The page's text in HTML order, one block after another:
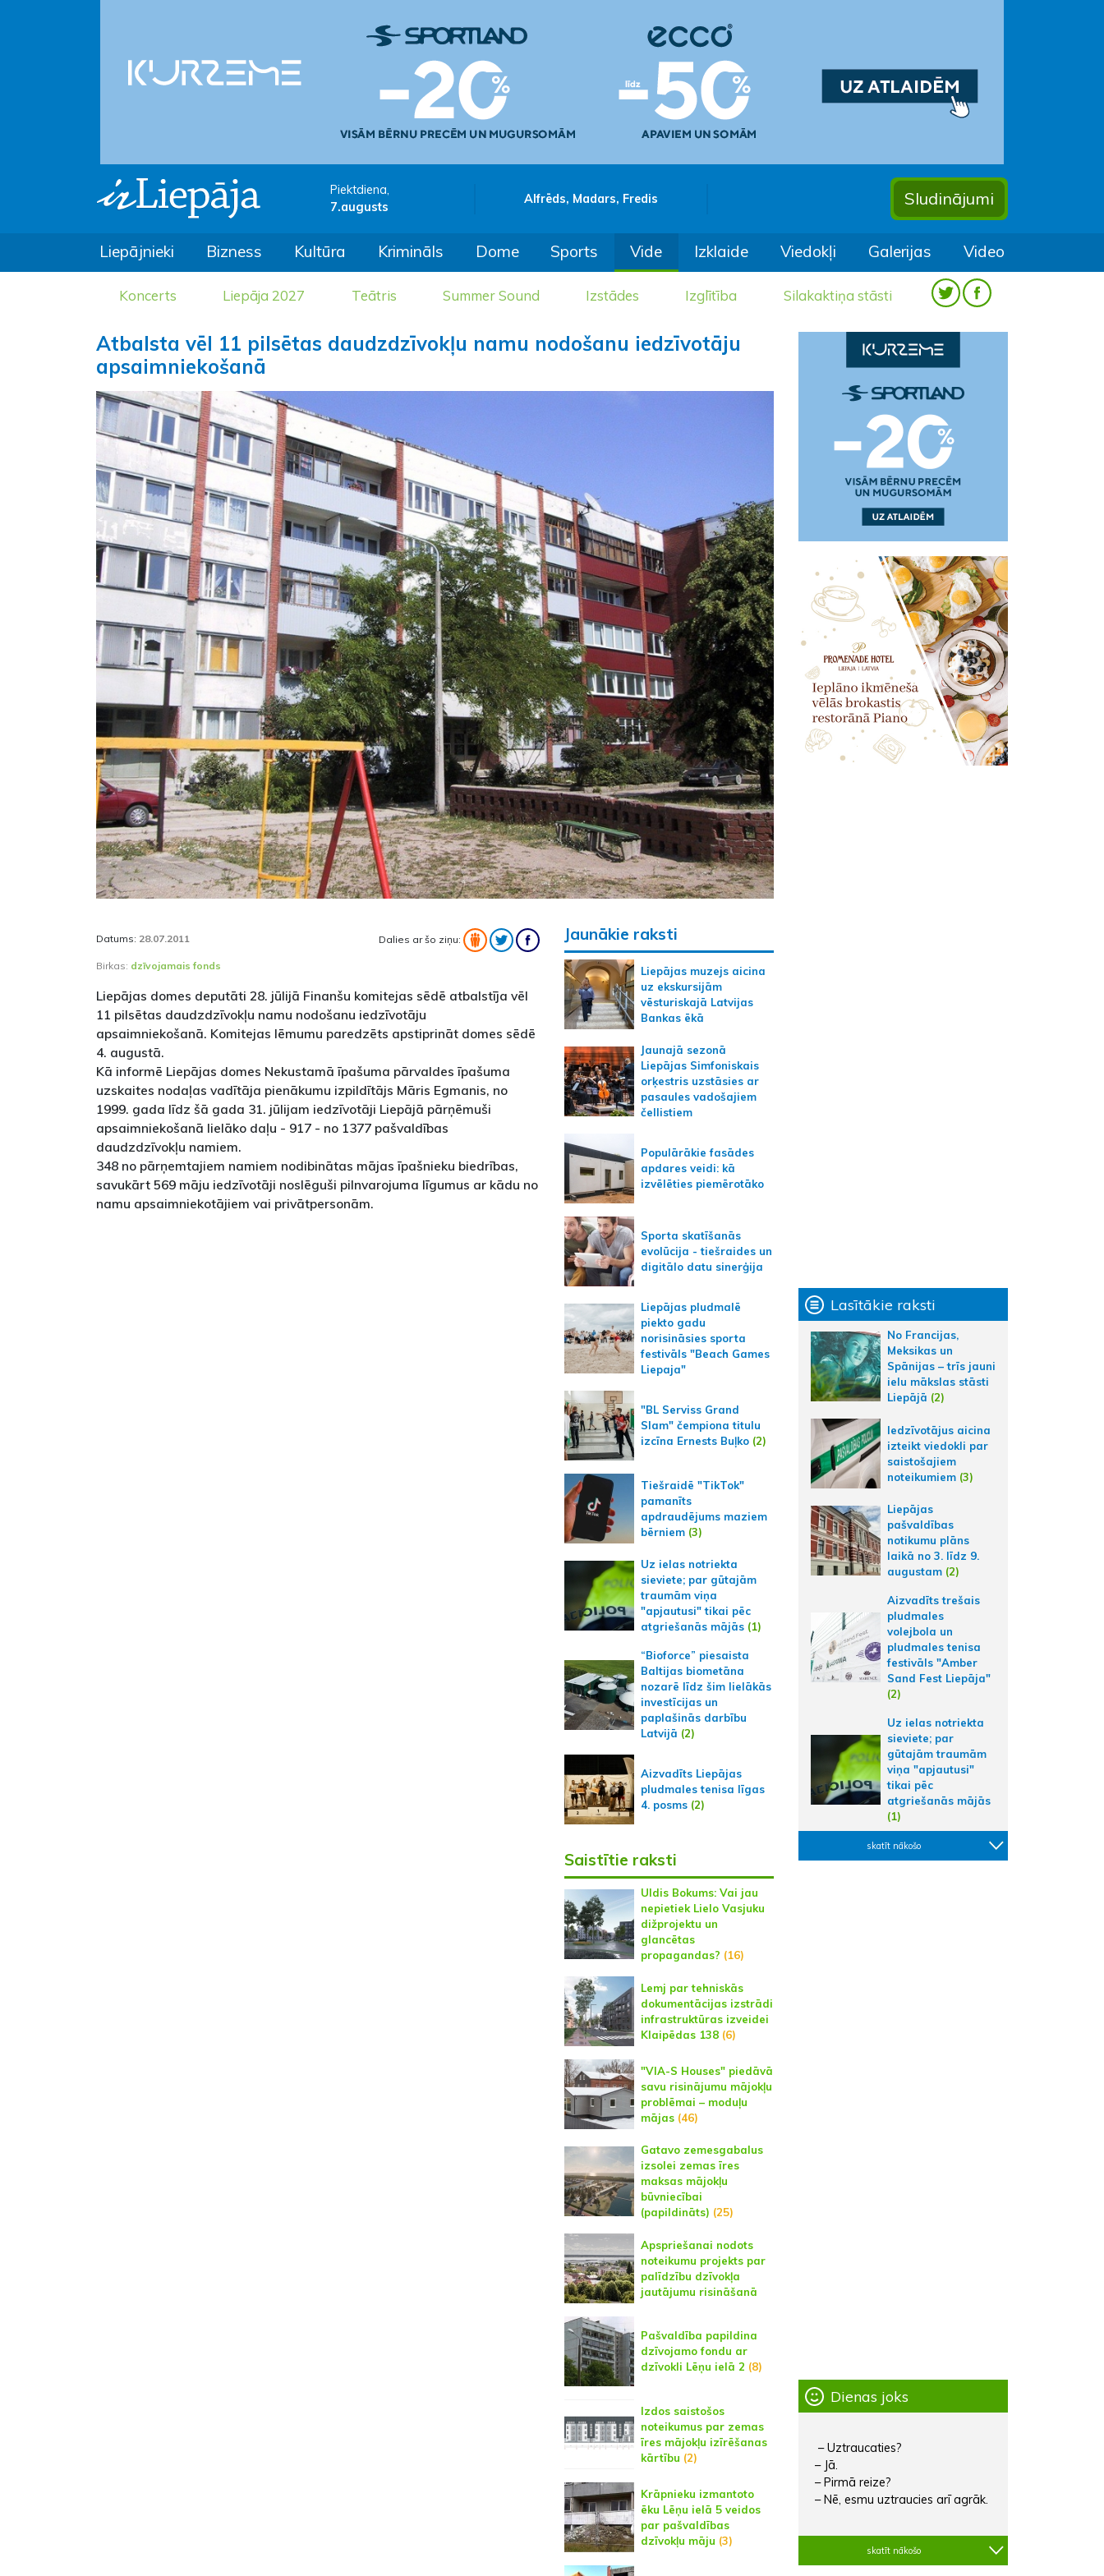
Piektdiena,
7.augusts
Alfrēds, Madars, Fredis Sludinājumi
Liepājnieki Bizness Kultūra Krimināls Dome Sports Vide Izklaide Viedokļi Galerijas Video
Koncerts Liepāja 2027 Teātris Summer Sound Izstādes Izglītība Silakaktiņa stāsti
Atbalsta vēl 11 pilsētas daudzdzīvokļu namu nodošanu iedzīvotāju
apsaimniekošanā
Datums: 28.07.2011 Dalies ar šo ziņu:
Birkas: dzīvojamais fonds
Liepājas domes deputāti 28. jūlijā Finanšu komitejas sēdē atbalstīja vēl
11 pilsētas daudzdzīvokļu namu nodošanu iedzīvotāju
apsaimniekošanā. Komitejas lēmumu paredzēts apstiprināt domes sēdē
4. augustā.
Kā informē Liepājas domes Nekustamā īpašuma pārvaldes īpašuma
uzskaites nodaļas vadītāja pienākumu izpildītājs Māris Egmanis, no
1999. gada līdz šā gada 31. jūlijam iedzīvotāji Liepājā pārņēmuši
apsaimniekošanā lielāko daļu - 917 - no 1377 pašvaldības
daudzdzīvokļu namiem.
348 no pārņemtajiem namiem nodibinātas mājas īpašnieku biedrības,
savukārt 569 māju iedzīvotāji noslēguši pilnvarojuma līgumus ar kādu no
namu apsaimniekotājiem vai privātpersonām.
Jaunākie raksti
Liepājas muzejs aicina
uz ekskursijām
vēsturiskajā Latvijas
Bankas ēkā
Jaunajā sezonā
Liepājas Simfoniskais
orķestris uzstāsies ar
pasaules vadošajiem
čellistiem
Populārākie fasādes
apdares veidi: kā
izvēlēties piemērotāko
Sporta skatīšanās
evolūcija - tiešraides un
digitālo datu sinerģija
Liepājas pludmalē
piekto gadu
norisināsies sporta
festivāls "Beach Games
Liepaja"
"BL Serviss Grand
Slam" čempiona titulu
izcīna Ernests Buļko(2)
Tiešraidē "TikTok"
pamanīts
apdraudējums maziem
bērniem(3)
Uz ielas notriekta
sieviete; par gūtajām
traumām viņa
"apjautusi" tikai pēc
atgriešanās mājās(1)
“Bioforce” piesaista
Baltijas biometāna
nozarē līdz šim lielākās
investīcijas un
paplašinās darbību
Latvijā (2)
Aizvadīts Liepājas
pludmales tenisa līgas
4. posms(2)
Saistītie raksti
Uldis Bokums: Vai jau
nepietiek Lielo Vasjuku
dižprojektu un
glancētas
propagandas? (16)
Lemj par tehniskās
dokumentācijas izstrādi
infrastruktūras izveidei
Klaipēdas 138(6)
"VIA-S Houses" piedāvā
savu risinājumu mājokļu
problēmai – moduļu
mājas(46)
Gatavo zemesgabalus
izsolei zemas īres
maksas mājokļu
būvniecībai
(papildināts) (25)
Apspriešanai nodots
noteikumu projekts par
palīdzību dzīvokļa
jautājumu risināšanā
Pašvaldība papildina
dzīvojamo fondu ar
dzīvokli Lēņu ielā 2 (8)
Izdos saistošos
noteikumus par zemas
īres mājokļu izīrēšanas
kārtību (2)
Krāpnieku izmantoto
ēku Lēņu ielā 5 veidos
par pašvaldības
dzīvokļu māju (3)
Lasītākie raksti
No Francijas,
Meksikas un
Spānijas – trīs jauni
ielu mākslas stāsti
Liepājā (2)
Iedzīvotājus aicina
izteikt viedokli par
saistošajiem
noteikumiem (3)
Liepājas
pašvaldības
notikumu plāns
laikā no 3. līdz 9.
augustam (2)
Aizvadīts trešais
pludmales
volejbola un
pludmales tenisa
festivāls "Amber
Sand Fest Liepāja"
(2)
Uz ielas notriekta
sieviete; par
gūtajām traumām
viņa "apjautusi"
tikai pēc
atgriešanās mājās
(1)
skatīt nākošo
Dienas joks
– Uztraucaties?
– Jā.
– Pirmā reize?
– Nē, esmu uztraucies arī agrāk.
skatīt nākošo